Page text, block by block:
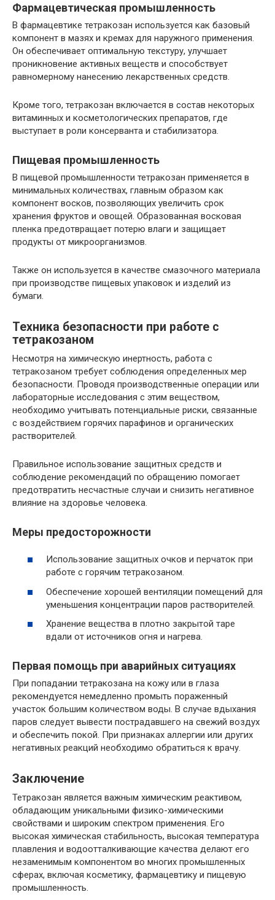
Фармацевтическая промышленность
В фармацевтике тетракозан используется как базовый
компонент в мазях и кремах для наружного применения.
Он обеспечивает оптимальную текстуру, улучшает
проникновение активных веществ и способствует
равномерному нанесению лекарственных средств.
Кроме того, тетракозан включается в состав некоторых
витаминных и косметологических препаратов, где
выступает в роли консерванта и стабилизатора.
Пищевая промышленность
В пищевой промышленности тетракозан применяется в
минимальных количествах, главным образом как
компонент восков, позволяющих увеличить срок
хранения фруктов и овощей. Образованная восковая
пленка предотвращает потерю влаги и защищает
продукты от микроорганизмов.
Также он используется в качестве смазочного материала
при производстве пищевых упаковок и изделий из
бумаги.
Техника безопасности при работе с
тетракозаном
Несмотря на химическую инертность, работа с
тетракозаном требует соблюдения определенных мер
безопасности. Проводя производственные операции или
лабораторные исследования с этим веществом,
необходимо учитывать потенциальные риски, связанные
с воздействием горячих парафинов и органических
растворителей.
Правильное использование защитных средств и
соблюдение рекомендаций по обращению помогает
предотвратить несчастные случаи и снизить негативное
влияние на здоровье человека.
Меры предосторожности
Использование защитных очков и перчаток при
работе с горячим тетракозаном.
Обеспечение хорошей вентиляции помещений для
уменьшения концентрации паров растворителей.
Хранение вещества в плотно закрытой таре
вдали от источников огня и нагрева.
Первая помощь при аварийных ситуациях
При попадании тетракозана на кожу или в глаза
рекомендуется немедленно промыть пораженный
участок большим количеством воды. В случае вдыхания
паров следует вывести пострадавшего на свежий воздух
и обеспечить покой. При признаках аллергии или других
негативных реакций необходимо обратиться к врачу.
Заключение
Тетракозан является важным химическим реактивом,
обладающим уникальными физико-химическими
свойствами и широким спектром применения. Его
высокая химическая стабильность, высокая температура
плавления и водоотталкивающие качества делают его
незаменимым компонентом во многих промышленных
сферах, включая косметику, фармацевтику и пищевую
промышленность.